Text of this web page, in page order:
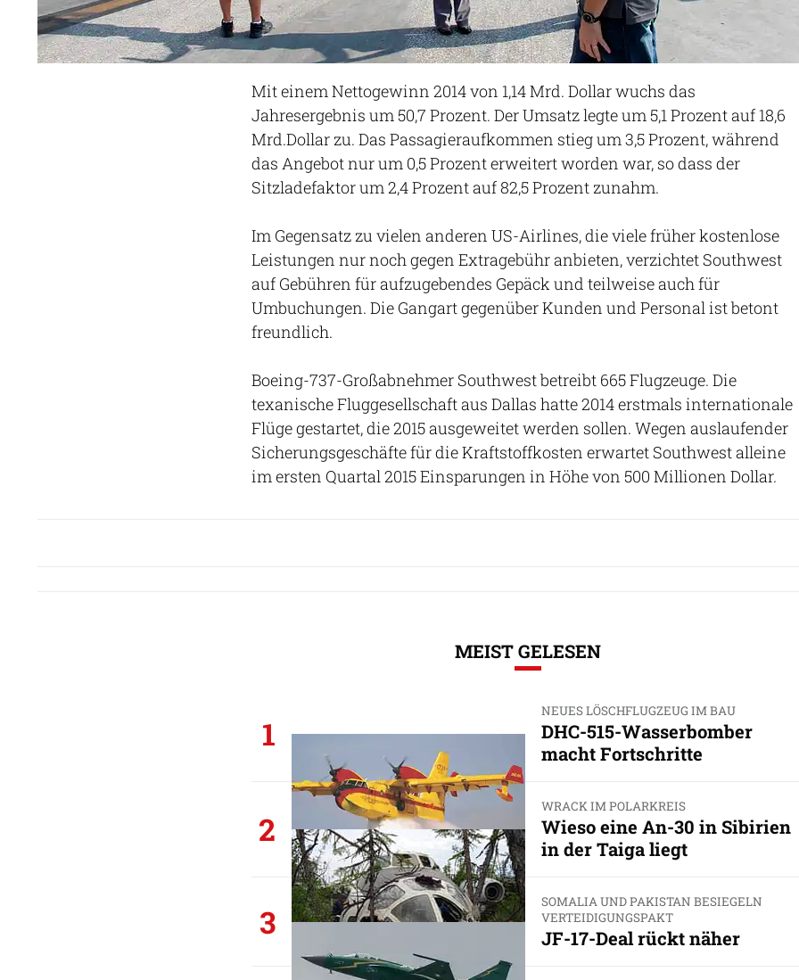
Mit einem Nettogewinn 2014 von 1,14 Mrd. Dollar wuchs das
Jahresergebnis um 50,7 Prozent. Der Umsatz legte um 5,1 Prozent auf 18,6
Mrd.Dollar zu. Das Passagieraufkommen stieg um 3,5 Prozent, während
das Angebot nur um 0,5 Prozent erweitert worden war, so dass der
Sitzladefaktor um 2,4 Prozent auf 82,5 Prozent zunahm.
Im Gegensatz zu vielen anderen US-Airlines, die viele früher kostenlose
Leistungen nur noch gegen Extragebühr anbieten, verzichtet Southwest
auf Gebühren für aufzugebendes Gepäck und teilweise auch für
Umbuchungen. Die Gangart gegenüber Kunden und Personal ist betont
freundlich.
Boeing-737-Großabnehmer Southwest betreibt 665 Flugzeuge. Die
texanische Fluggesellschaft aus Dallas hatte 2014 erstmals internationale
Flüge gestartet, die 2015 ausgeweitet werden sollen. Wegen auslaufender
Sicherungsgeschäfte für die Kraftstoffkosten erwartet Southwest alleine
im ersten Quartal 2015 Einsparungen in Höhe von 500 Millionen Dollar.
MEIST GELESEN
1
NEUES LÖSCHFLUGZEUG IM BAU
DHC-515-Wasserbomber
macht Fortschritte
2
WRACK IM POLARKREIS
Wieso eine An-30 in Sibirien
in der Taiga liegt
3
SOMALIA UND PAKISTAN BESIEGELN
VERTEIDIGUNGSPAKT
JF-17-Deal rückt näher